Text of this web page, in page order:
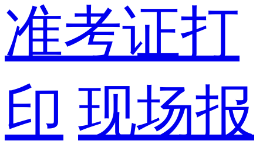
准考证打
印 现场报